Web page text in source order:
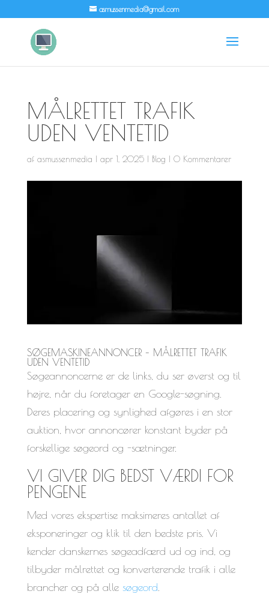
asmussenmedia@gmail.com
MÅLRETTET TRAFIK
UDEN VENTETID
af asmussenmedia apr 1, 2025| Blog 0 Kommentarer
SØGEMASKINEANNONCER – MÅLRETTET TRAFIK
UDEN VENTETID
Søgeannoncerne er de links, du ser øverst og til
højre, når du foretager en Google-søgning.
Deres placering og synlighed afgøres i en stor
auktion, hvor annoncører konstant byder på
forskellige søgeord og -sætninger.
VI GIVER DIG BEDST VÆRDI FOR
PENGENE
Med vores ekspertise maksimeres antallet af
eksponeringer og klik til den bedste pris. Vi
kender danskernes søgeadfærd ud og ind, og
tilbyder målrettet og konverterende trafik i alle
brancher og på alle søgeord